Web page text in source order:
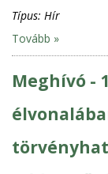
Típus: Hír
Tovább »
Meghívó -